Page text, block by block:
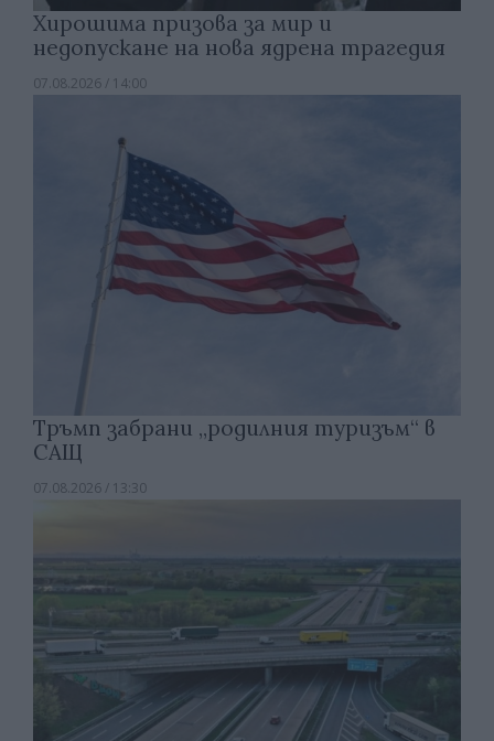
Хирошима призова за мир и
недопускане на нова ядрена трагедия
07.08.2026 / 14:00
Тръмп забрани „родилния туризъм“ в
САЩ
07.08.2026 / 13:30